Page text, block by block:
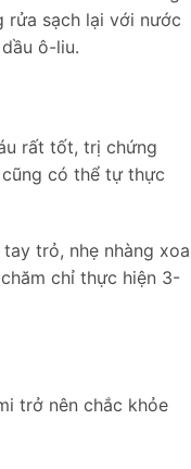
rửa sạch lại với nước
ô-liu.
rất tốt, trị chứng
có thể tự thực
trỏ, nhẹ nhàng xoa
chỉ thực hiện 3-
trở nên chắc khỏe